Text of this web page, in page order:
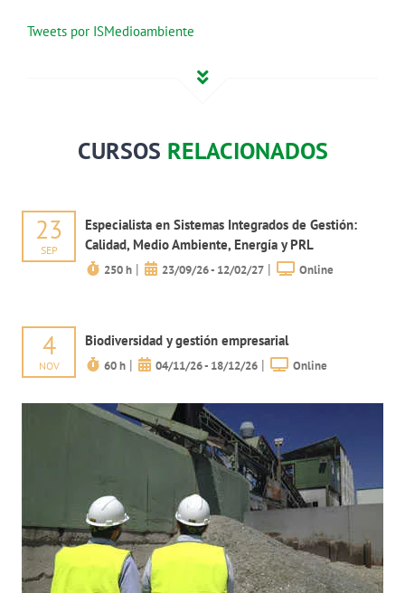
Tweets por ISMedioambiente
CURSOS RELACIONADOS
23
SEP
Especialista en Sistemas Integrados de Gestión:
Calidad, Medio Ambiente, Energía y PRL
250 h | 23/09/26 - 12/02/27 | Online
4
NOV
Biodiversidad y gestión empresarial
60 h | 04/11/26 - 18/12/26 | Online